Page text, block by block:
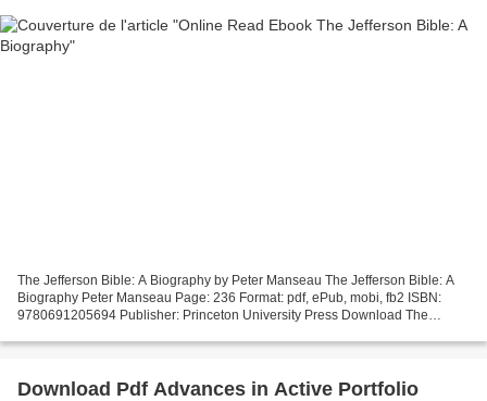
The Jefferson Bible: A Biography by Peter Manseau The Jefferson Bible: A
Biography Peter Manseau Page: 236 Format: pdf, ePub, mobi, fb2 ISBN:
9780691205694 Publisher: Princeton University Press Download The
Download Pdf Advances in Active Portfolio